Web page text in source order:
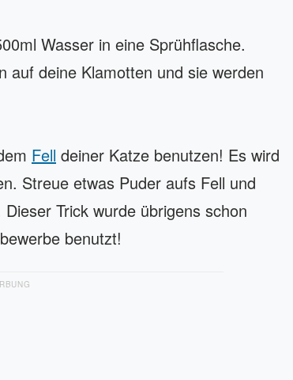
Wasser in eine Sprühflasche.
auf deine Klamotten und sie werden
Fell deiner Katze benutzen! Es wird
Streue etwas Puder aufs Fell und
Trick wurde übrigens schon
benutzt!